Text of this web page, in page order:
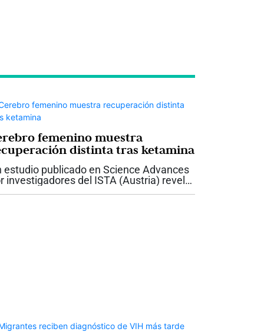
femenino muestra
distinta tras ketamina
estudio publicado en Science Advances
investigadores del ISTA (Austria) revela